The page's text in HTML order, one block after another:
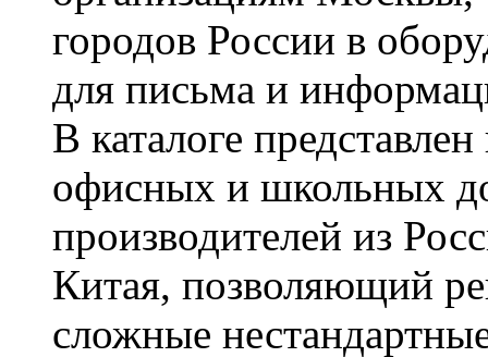
городов России в
для письма и
В каталоге
офисных и школьных
производителей из
Китая, позволяющий
сложные